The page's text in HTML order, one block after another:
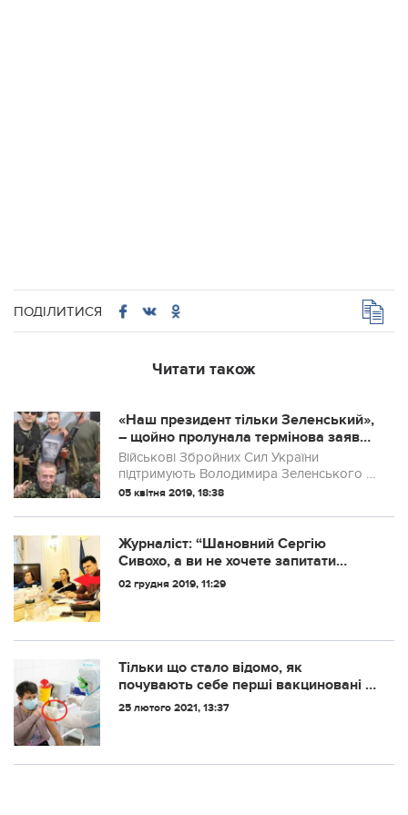
ПОДІЛИТИСЯ
Читати також
«Наш президент тільки Зеленський»,
– щойно пролунала термінова заява
військових (ВlДЕО)
Військові Збройних Сил України
підтримують Володимира Зеленського і
більше не уявляють можливим, щоб
Головнокомандувачем ще 5 років. Про
це на всю країну заявив кап...
05 квітня 2019, 18:38
Журналіст: “Шановний Сергію
Сивохо, а ви не хочете запитати
Наталію Королевську про те, як вона
02 грудня 2019, 11:29
Тільки що стало відомо, як
почувають себе перші вакциновані в
Україні після індійської вакцини
25 лютого 2021, 13:37